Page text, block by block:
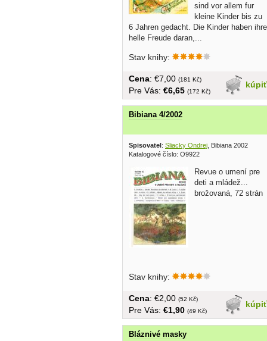
sind vor allem fur
kleine Kinder bis zu
6 Jahren gedacht. Die Kinder haben ihre
helle Freude daran,...
Stav knihy:
kúpiť
Cena: €7,00 (181 Kč)
Pre Vás: €6,65 (172 Kč)
Bibiana 4/2002
Spisovatel: Sliacky Ondrej , Bibiana 2002
Katalogové číslo: O9922
Revue o umení pre
deti a mládež...
brožovaná, 72 strán
Stav knihy:
kúpiť
Cena: €2,00 (52 Kč)
Pre Vás: €1,90 (49 Kč)
Bláznivé masky